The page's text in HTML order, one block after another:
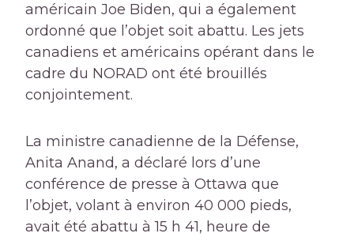
américain Joe Biden, qui a également
ordonné que l’objet soit abattu. Les jets
canadiens et américains opérant dans le
cadre du NORAD ont été brouillés
conjointement.
La ministre canadienne de la Défense,
Anita Anand, a déclaré lors d’une
conférence de presse à Ottawa que
l’objet, volant à environ 40 000 pieds,
avait été abattu à 15 h 41, heure de